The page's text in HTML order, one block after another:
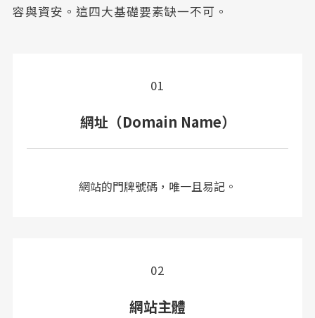
容與資安。這四大基礎要素缺一不可。
01
網址（Domain Name）
網站的門牌號碼，唯一且易記。
02
網站主體